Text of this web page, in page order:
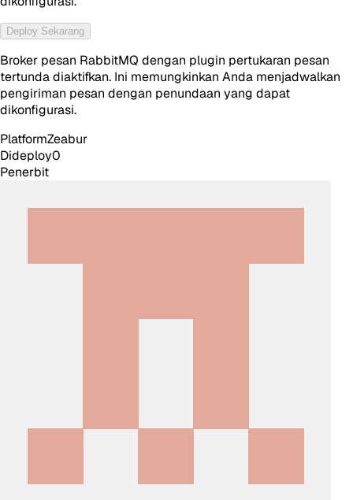
Deploy Sekarang
Broker pesan RabbitMQ dengan plugin pertukaran pesan
tertunda diaktifkan. Ini memungkinkan Anda menjadwalkan
pengiriman pesan dengan penundaan yang dapat
dikonfigurasi.
PlatformZeabur
Dideploy0
Penerbit